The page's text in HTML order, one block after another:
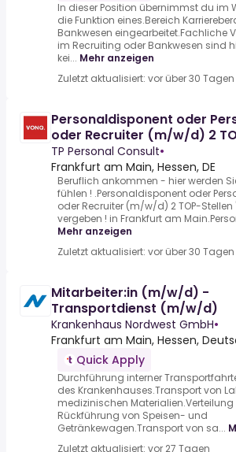
In dieser Position übernimmst du im
die Funktion eines.Bereich
Bankwesen eingearbeitet.Fachliche
im Recruiting oder Bankwesen sind
kei... Mehr anzeigen
Zuletzt aktualisiert: vor über 30 Tagen
Personaldisponent oder
oder Recruiter (m/w/d) 2
"intern" zu vergeben!
TP Personal Consult•
Frankfurt am Main, Hessen, DE
Beruflich ankommen - hier werden
fühlen ! .Personaldisponent oder
oder Recruiter (m/w/d) 2 TOP-Stellen
vergeben ! in Frankfurt am
Mehr anzeigen
Zuletzt aktualisiert: vor über 30 Tagen
Mitarbeiter:in (m/w/d) -
Transportdienst (m/w/d)
Krankenhaus Nordwest GmbH•
Frankfurt am Main, Hessen,
Quick Apply
Durchführung interner
des Krankenhauses.Transport von
medizinischen
Rückführung von Speisen- und
Getränkewagen.Transport von sa...
Zuletzt aktualisiert: vor 27 Tagen